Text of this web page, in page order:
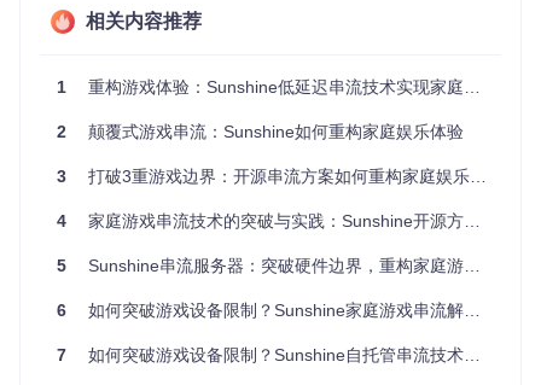
游戏串流编码流程示意图
色彩呈现方面，2025版首次实现HDR10+色彩空间的完整支
息。色彩采样从4:2:0提升至4:4:4，消除了文字边缘的色带现
nd compositor原生支持，通过wlroots协议实现原子化帧提
了Metal渲染路径，降低了OpenGL兼容性层带来的性能损
实操小贴士：首次部署时建议通过tools/network-tester/
相关内容推荐
1 重构游戏体验：Sunshine低延迟串流技术实现家庭娱乐自由
2 颠覆式游戏串流：Sunshine如何重构家庭娱乐体验
3 打破3重游戏边界：开源串流方案如何重构家庭娱乐体验
4 家庭游戏串流技术的突破与实践：Sunshine开源方案深度解析
5 Sunshine串流服务器：突破硬件边界，重构家庭游戏娱乐体验
6 如何突破游戏设备限制？Sunshine家庭游戏串流解决方案指南
7 如何突破游戏设备限制？Sunshine自托管串流技术实现全场景游戏自由